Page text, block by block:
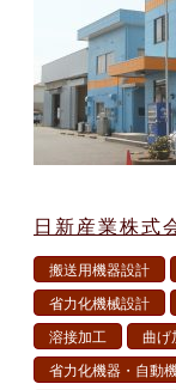
日新産業株式
搬送用機器設計
省力化機械設計
溶接加工
曲げ
省力化機器・自動